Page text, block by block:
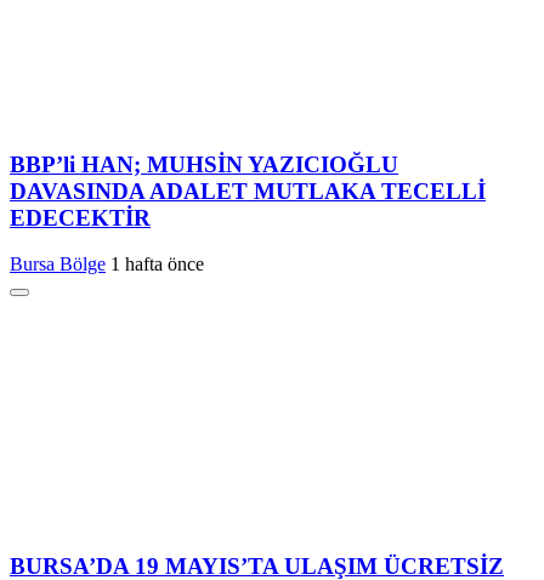
BBP’li HAN; MUHSİN YAZICIOĞLU
DAVASINDA ADALET MUTLAKA TECELLİ
EDECEKTİR
Bursa Bölge 1 hafta önce
BURSA’DA 19 MAYIS’TA ULAŞIM ÜCRETSİZ